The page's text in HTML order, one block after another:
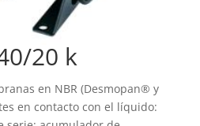
20 k
en NBR (Desmopan® y
en contacto con el líquido: